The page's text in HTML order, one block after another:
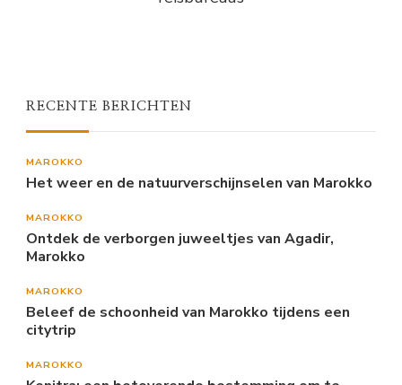
RECENTE BERICHTEN
MAROKKO
Het weer en de natuurverschijnselen van Marokko
MAROKKO
Ontdek de verborgen juweeltjes van Agadir,
Marokko
MAROKKO
Beleef de schoonheid van Marokko tijdens een
citytrip
MAROKKO